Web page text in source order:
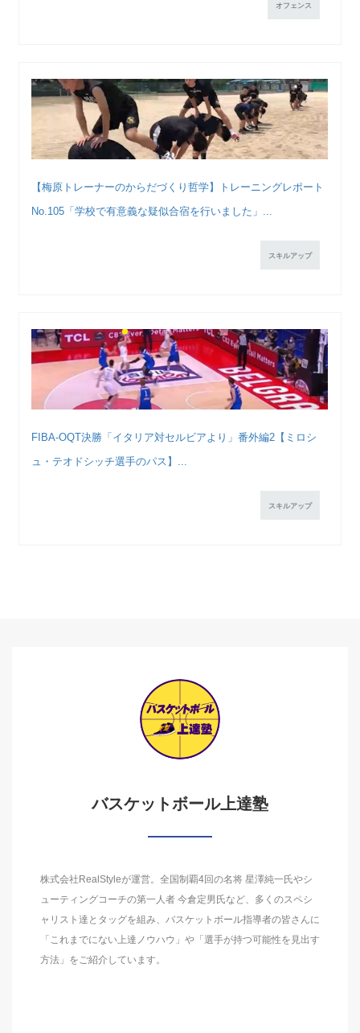
オフェンス
【梅原トレーナーのからだづくり哲学】トレーニングレポート
No.105「学校で有意義な疑似合宿を行いました」...
スキルアップ
FIBA-OQT決勝「イタリア対セルビアより」番外編2【ミロシ
ュ・テオドシッチ選手のパス】...
スキルアップ
バスケットボール上達塾
株式会社RealStyleが運営。全国制覇4回の名将 星澤純一氏やシ
ューティングコーチの第一人者 今倉定男氏など、多くのスペシ
ャリスト達とタッグを組み、バスケットボール指導者の皆さんに
「これまでにない上達ノウハウ」や「選手が持つ可能性を見出す
方法」をご紹介しています。